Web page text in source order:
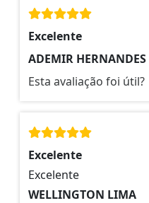
Excelente
ADEMIR HERNANDES
Esta avaliação foi útil?
Excelente
Excelente
WELLINGTON LIMA